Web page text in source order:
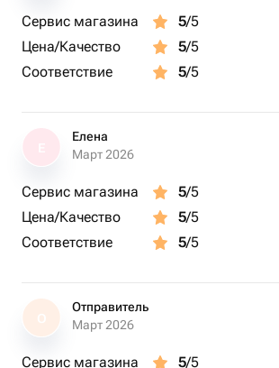
также остановитесь на заброшенной
Остановки для привала, перекуса и
по желанию
Возвращение на базу и обмен
Подарок рассчитан на 2 персоны
Продолжительность – 1-1,5 часа
Управлять техникой можно с 18 лет,
– с 5 лет
Ограничение по общему весу
При себе необходимо иметь паспорт
Не допускается употребление алкоголя
наркотических веществ в течение 24
прохождением маршрута
Сервис магазина 5/5
Цена/Качество
5/5
Соответствие
5/5
Елена
Март 2026
Сервис магазина 5/5
Цена/Качество
5/5
Соответствие
5/5
О
Отправитель
Март 2026
Сервис магазина 5/5